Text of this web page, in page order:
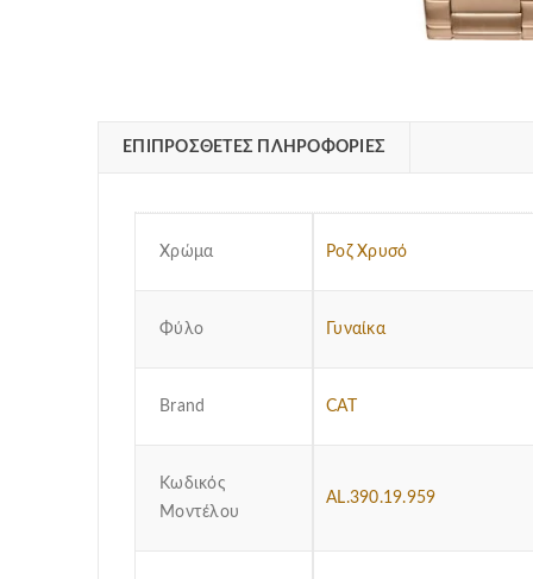
ΕΠΙΠΡΌΣΘΕΤΕΣ ΠΛΗΡΟΦΟΡΊΕΣ
Χρώμα Ροζ Χρυσό
Φύλο Γυναίκα
Brand CAT
Κωδικός
Μοντέλου
AL.390.19.959